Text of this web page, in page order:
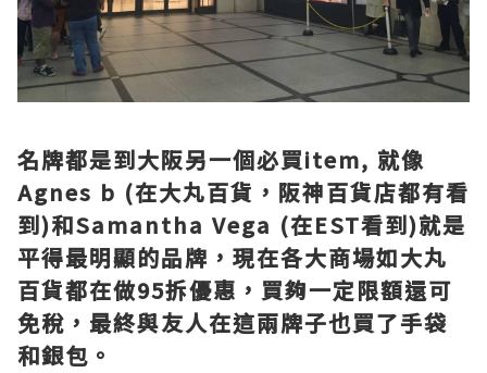
名牌都是到大阪另一個必買item, 就像
Agnes b (在大丸百貨，阪神百貨店都有看
到)和Samantha Vega (在EST看到)就是
平得最明顯的品牌，現在各大商場如大丸
百貨都在做95拆優惠，買夠一定限額還可
免稅，最終與友人在這兩牌子也買了手袋
和銀包。